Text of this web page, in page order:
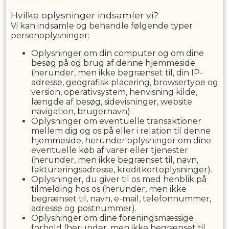
Hvilke oplysninger indsamler vi?
Vi kan indsamle og behandle følgende typer
personoplysninger:
Oplysninger om din computer og om dine
besøg på og brug af denne hjemmeside
(herunder, men ikke begrænset til, din IP-
adresse, geografisk placering, browsertype og
version, operativsystem, henvisning kilde,
længde af besøg, sidevisninger, website
navigation, brugernavn).
Oplysninger om eventuelle transaktioner
mellem dig og os på eller i relation til denne
hjemmeside, herunder oplysninger om dine
eventuelle køb af varer eller tjenester
(herunder, men ikke begrænset til, navn,
faktureringsadresse, kreditkortoplysninger).
Oplysninger, du giver til os med henblik på
tilmelding hos os (herunder, men ikke
begrænset til, navn, e-mail, telefonnummer,
adresse og postnummer).
Oplysninger om dine foreningsmæssige